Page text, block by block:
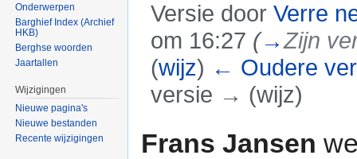
Versie door Verre
om 16:27 (→Zijn
(wijz) ← Oudere
versie → (wijz)
Frans Jansen
Onderwerpen
Barghief Index (Archief
HKB)
Berghse woorden
Jaartallen
Wijzigingen
Nieuwe pagina's
Nieuwe bestanden
Recente wijzigingen